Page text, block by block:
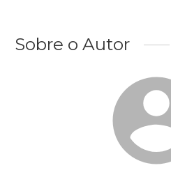
Sobre o Autor